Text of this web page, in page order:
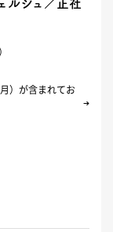
ルジュ／正社
）が含まれてお